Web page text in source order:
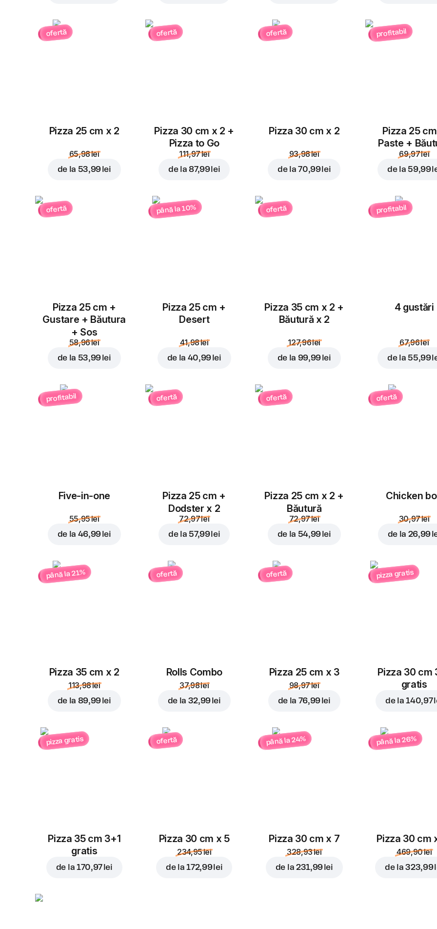
ofertă
Pizza 25 cm x 2
65,98 lei
de la 53,99 lei
ofertă
Pizza 30 cm x 2 +
Pizza to Go
111,97 lei
de la 87,99 lei
ofertă
Pizza 30 cm x 2
93,98 lei
de la70,99 lei
profitabil
Pizza 25
Paste +
69,97 lei
de la 59,99
ofertă
Pizza 25 cm +
Gustare + Băutura
+ Sos
58,96 lei
de la 53,99 lei
până la 10%
Pizza 25 cm +
Desert
41,98 lei
de la 40,99 lei
ofertă
Pizza 35 cm x 2 +
Băutură x 2
127,96 lei
de la 99,99 lei
profitabil
4 gustări
67,96 lei
de la 55,99
profitabil
Five-in-one
55,95 lei
de la 46,99 lei
ofertă
Pizza 25 cm +
Dodster x 2
72,97 lei
de la 57,99 lei
ofertă
Pizza 25 cm x 2 +
Băutură
72,97 lei
de la 54,99 lei
ofertă
Chicken
30,97 lei
de la 26,99
până la 21%
Pizza 35 cm x 2
113,98 lei
de la 89,99 lei
ofertă
Rolls Combo
37,98 lei
de la 32,99 lei
ofertă
Pizza 25 cm x 3
98,97 lei
de la 76,99 lei
pizza gratis
Pizza 30 cm
gratis
de la140,97
pizza gratis
Pizza 35 cm 3+1
gratis
de la 170,97 lei
ofertă
Pizza 30 cm x 5
234,95 lei
de la172,99 lei
până la 24%
Pizza 30 cm x 7
328,93 lei
de la 231,99 lei
până la 26%
Pizza 30 cm
469,90 lei
de la323,99